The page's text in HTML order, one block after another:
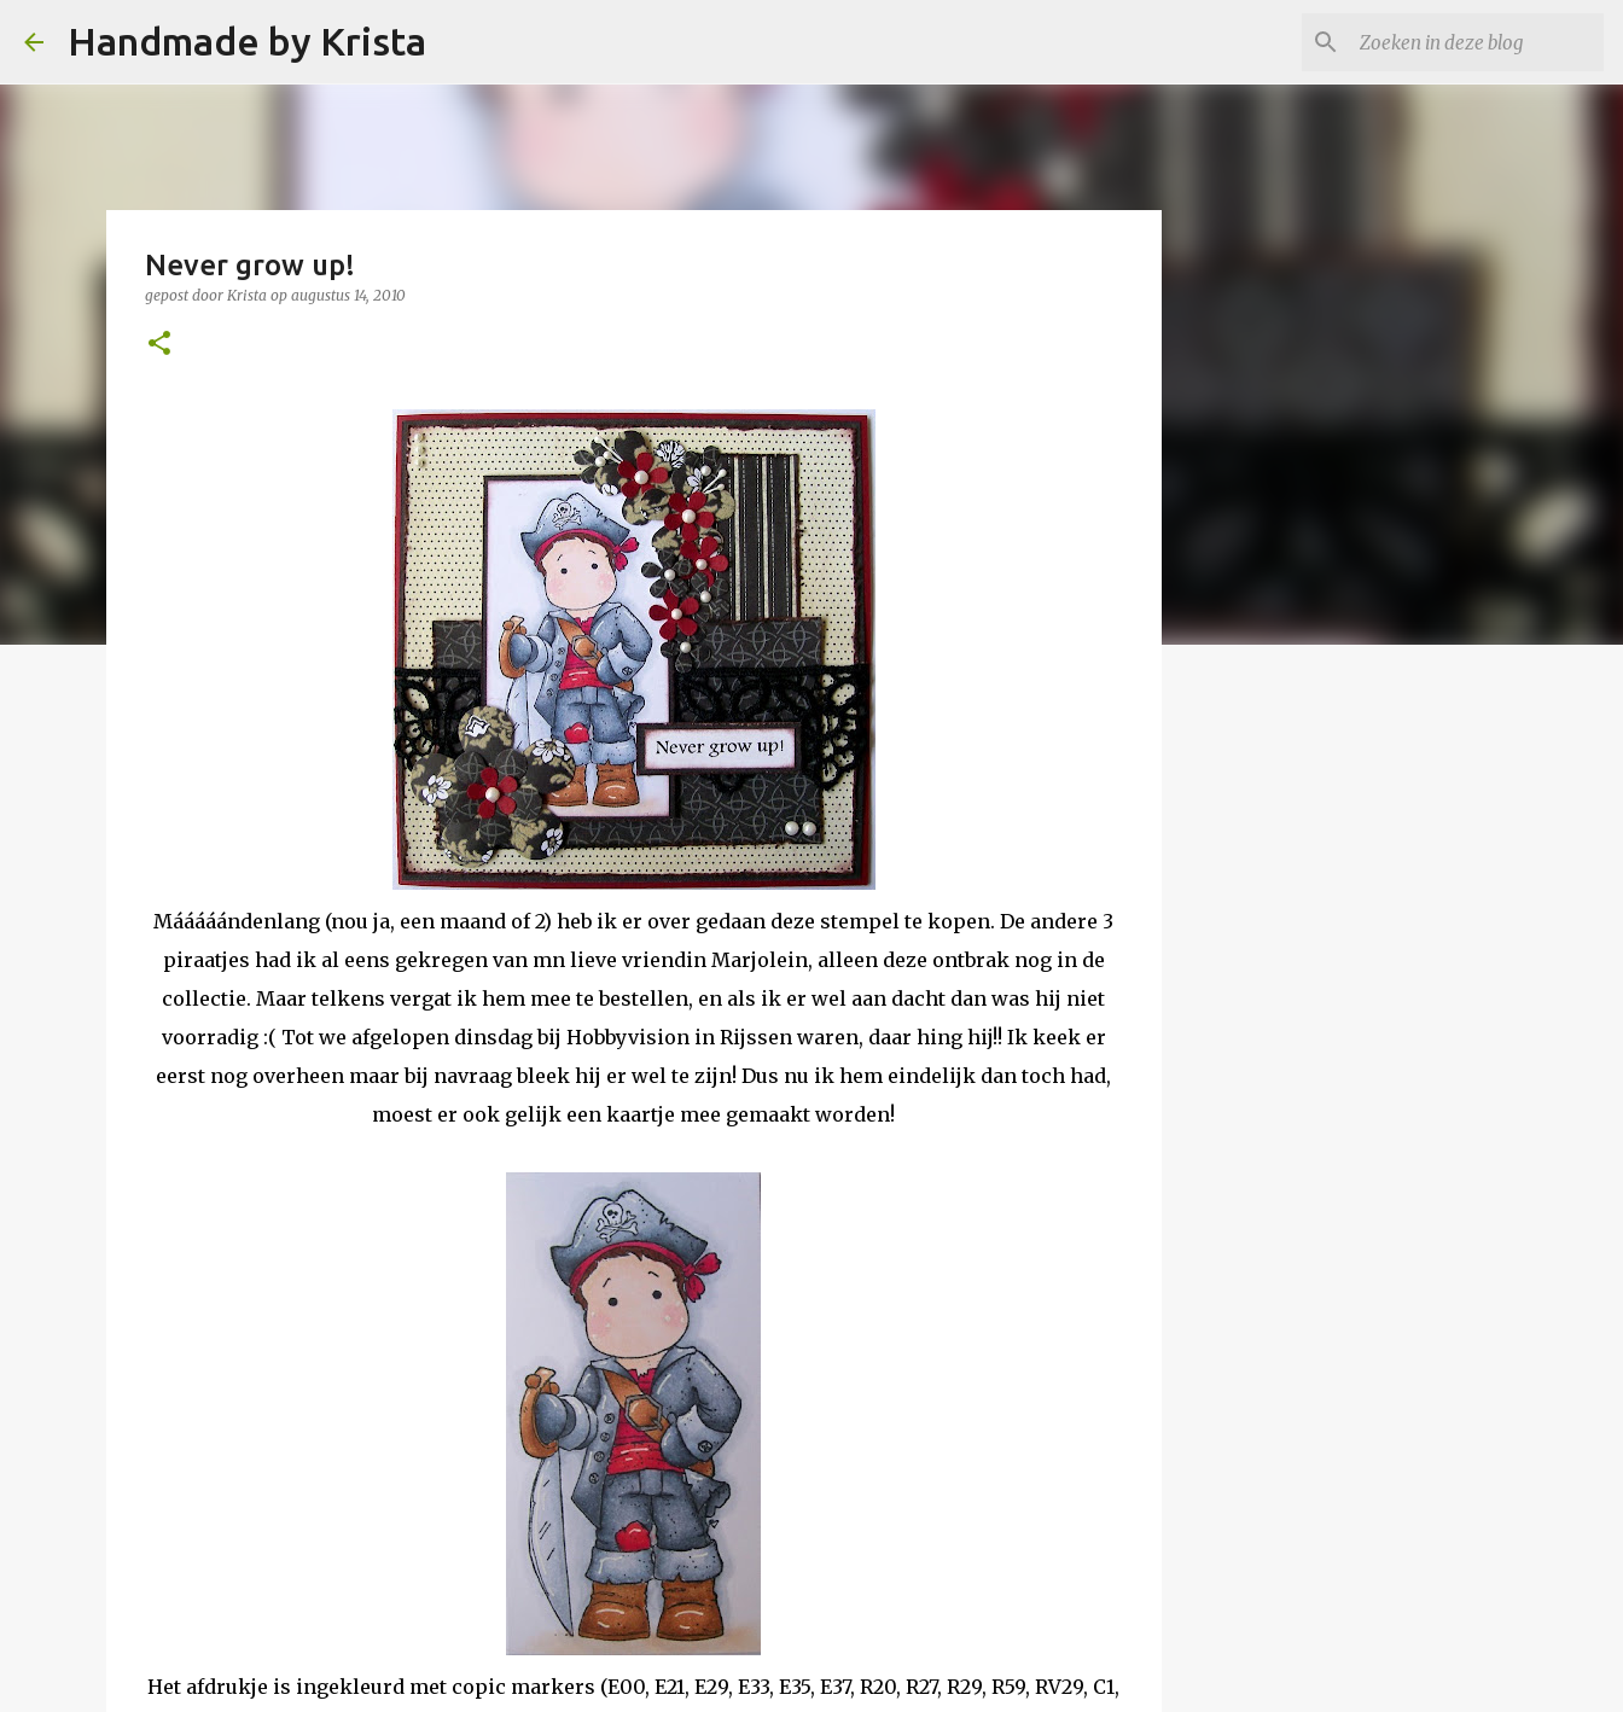
Handmade by Krista
Never grow up!
gepost door Krista op augustus 14, 2010
Mááááándenlang (nou ja, een maand of 2) heb ik er over gedaan deze stempel te kopen. De andere 3
piraatjes had ik al eens gekregen van mn lieve vriendin Marjolein, alleen deze ontbrak nog in de
collectie. Maar telkens vergat ik hem mee te bestellen, en als ik er wel aan dacht dan was hij niet
voorradig :( Tot we afgelopen dinsdag bij Hobbyvision in Rijssen waren, daar hing hij!! Ik keek er
eerst nog overheen maar bij navraag bleek hij er wel te zijn! Dus nu ik hem eindelijk dan toch had,
moest er ook gelijk een kaartje mee gemaakt worden!
Het afdrukje is ingekleurd met copic markers (E00, E21, E29, E33, E35, E37, R20, R27, R29, R59, RV29, C1,